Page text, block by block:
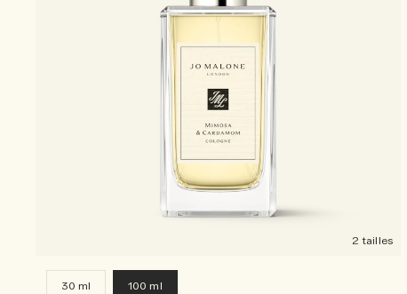
2 tailles
30 ml 100 ml